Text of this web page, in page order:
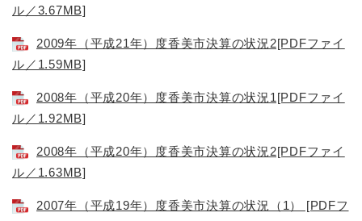
ル／3.67MB]
2009年（平成21年）度香美市決算の状況2[PDFファイ
ル／1.59MB]
2008年（平成20年）度香美市決算の状況1[PDFファイ
ル／1.92MB]
2008年（平成20年）度香美市決算の状況2[PDFファイ
ル／1.63MB]
2007年（平成19年）度香美市決算の状況（1） [PDFフ